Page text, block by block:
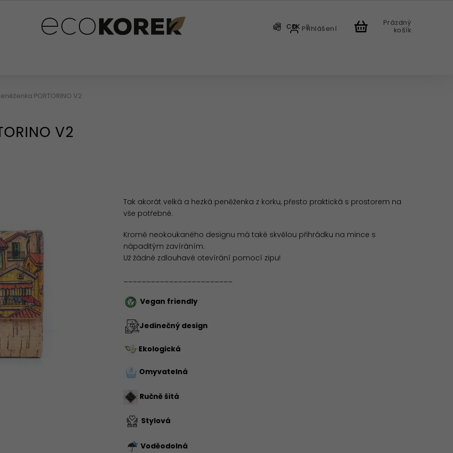
CZK Přihlášení
Prázdný
košík
PORTORINO V2
V2
Tak akorát velká a hezká peněženka z korku, přesto praktická s prostorem na
vše potřebné.
Kromě neokoukaného designu má také skvělou přihrádku na mince s
nápaditým zavíráním.
Už žádné zdlouhavé otevírání pomocí zipu!
Vegan friendly
Jedinečný design
Ekologická
Omyvatelná
Ručně šitá
Stylová
Voděodolná